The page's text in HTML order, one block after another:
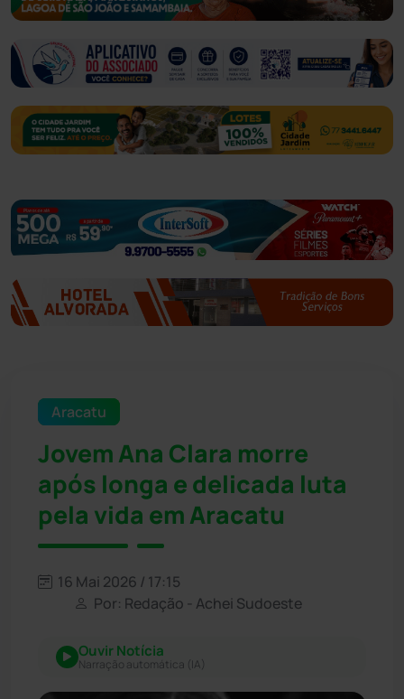
Aracatu
Jovem Ana Clara morre
após longa e delicada luta
pela vida em Aracatu
16 Mai 2026 / 17:15
Por: Redação - Achei Sudoeste
Ouvir Notícia
Narração automática (IA)